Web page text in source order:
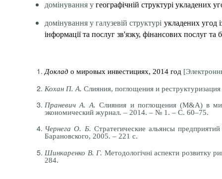
домінування у географічній структурі укладених
домінування у галузевій структурі укладенихугод
інформації та послуг зв'язку, фінансових послуг та
Доклад о мировых инвестициях, 2014 год
Кохан П. А. Слияния, поглощения и
Праневич А. А. Слияния и поглощения (М&А) в
экономический журнал. – 2014. – № 1. – С. 60–75.
Чернега О. Б. Стратегические альянсы
Барановского, 2005. – 221 с.
Шинкаренко В. Г. Методологічні аспекти розвитку
284.